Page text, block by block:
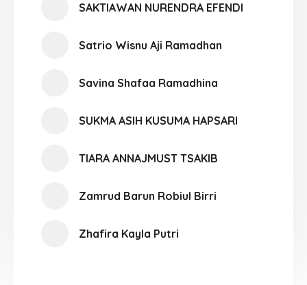
SAKTIAWAN NURENDRA EFENDI
Satrio Wisnu Aji Ramadhan
Savina Shafaa Ramadhina
SUKMA ASIH KUSUMA HAPSARI
TIARA ANNAJMUST TSAKIB
Zamrud Barun Robiul Birri
Zhafira Kayla Putri